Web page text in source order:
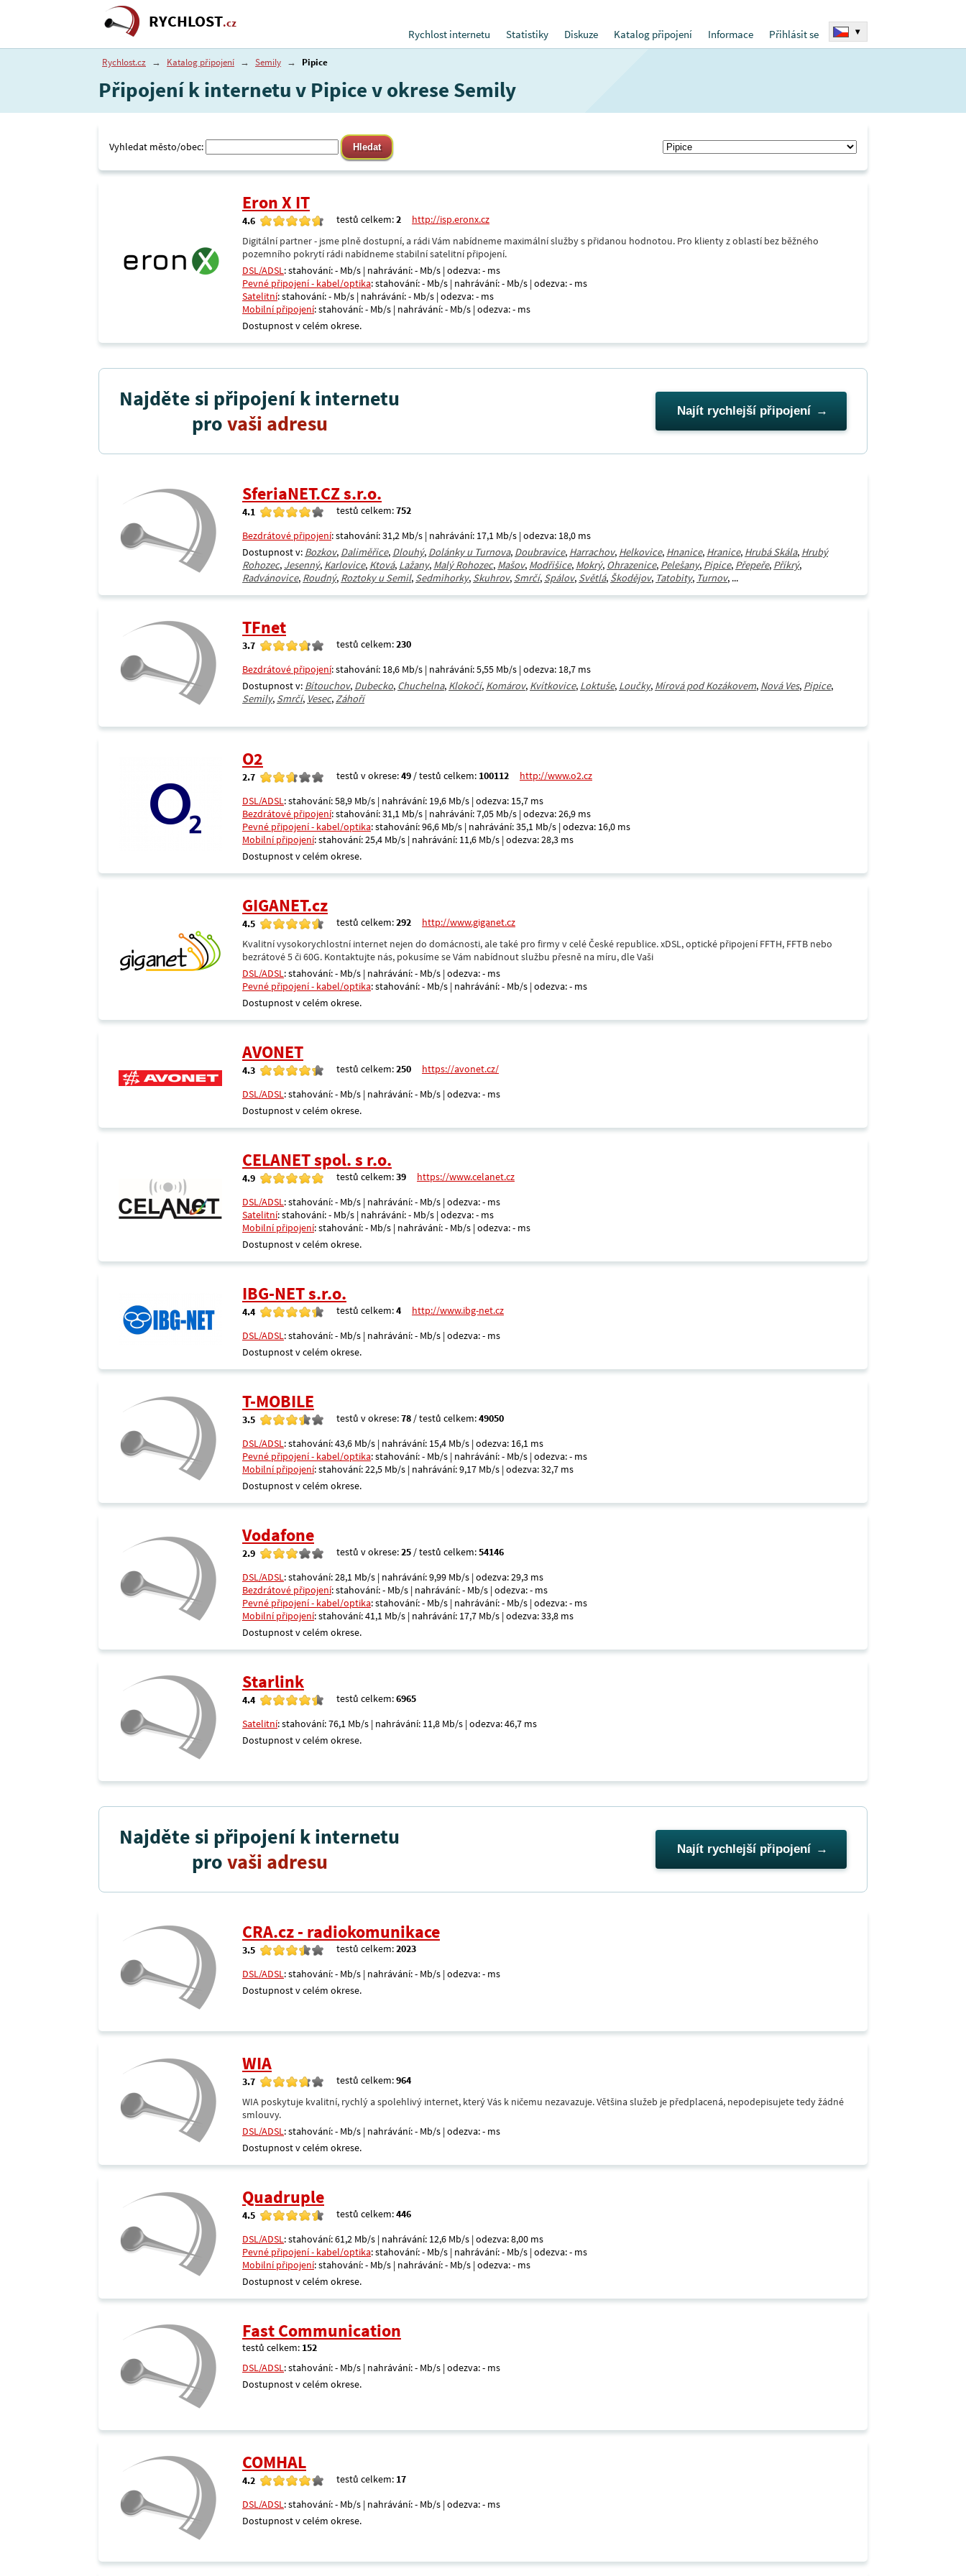
RYCHLOST.cz
Rychlost internetu
Statistiky Diskuze Katalog připojení Informace Přihlásit se ▾
Rychlost.cz → Katalog připojení → Semily → Pipice
Připojení k internetu v Pipice v okrese Semily
Vyhledat město/obec:
Eron X IT
4.6 testů celkem:2
http://isp.eronx.cz
Digitální partner - jsme plně dostupní, a rádi Vám nabídneme maximální služby s přidanou hodnotou. Pro klienty z oblastí bez běžného
pozemního pokrytí rádi nabídneme stabilní satelitní připojení.
DSL/ADSL: stahování: - Mb/s | nahrávání: - Mb/s | odezva: - ms
Pevné připojení - kabel/optika: stahování: - Mb/s | nahrávání: - Mb/s | odezva: - ms
Satelitní: stahování: - Mb/s | nahrávání: - Mb/s | odezva: - ms
Mobilní připojení: stahování: - Mb/s | nahrávání: - Mb/s | odezva: - ms
Dostupnost v celém okrese.
Najděte si připojení k internetu
provaši adresu Najít rychlejší připojení
SferiaNET.CZ s.r.o.
4.1 testů celkem:752
Bezdrátové připojení: stahování: 31,2 Mb/s | nahrávání: 17,1 Mb/s | odezva: 18,0 ms
Dostupnost v: Bozkov, Daliměřice, Dlouhý, Dolánky u Turnova, Doubravice, Harrachov, Helkovice, Hnanice, Hranice, Hrubá Skála, Hrubý
Rohozec, Jesenný, Karlovice, Ktová, Lažany, Malý Rohozec, Mašov, Modřišice, Mokrý, Ohrazenice, Pelešany, Pipice, Přepeře, Příkrý,
Radvánovice, Roudný, Roztoky u Semil, Sedmihorky, Skuhrov, Smrčí, Spálov, Světlá, Škodějov, Tatobity, Turnov, ...
TFnet
3.7 testů celkem:230
Bezdrátové připojení: stahování: 18,6 Mb/s | nahrávání: 5,55 Mb/s | odezva: 18,7 ms
Dostupnost v: Bítouchov, Dubecko, Chuchelna, Klokočí, Komárov, Kvítkovice, Loktuše, Loučky, Mírová pod Kozákovem, Nová Ves, Pipice,
Semily, Smrčí, Vesec,Záhoří
O2
2.7 testů v okrese:49 / testů celkem: 100112
http://www.o2.cz
DSL/ADSL: stahování: 58,9 Mb/s | nahrávání: 19,6 Mb/s | odezva: 15,7 ms
Bezdrátové připojení: stahování: 31,1 Mb/s | nahrávání: 7,05 Mb/s | odezva: 26,9 ms
Pevné připojení - kabel/optika: stahování: 96,6 Mb/s | nahrávání: 35,1 Mb/s | odezva: 16,0 ms
Mobilní připojení: stahování: 25,4 Mb/s | nahrávání: 11,6 Mb/s | odezva: 28,3 ms
Dostupnost v celém okrese.
GIGANET.cz
4.5 testů celkem:292
http://www.giganet.cz
Kvalitní vysokorychlostní internet nejen do domácnosti, ale také pro firmy v celé České republice. xDSL, optické připojení FFTH, FFTB nebo
bezrátové 5 či 60G. Kontaktujte nás, pokusíme se Vám nabídnout službu přesně na míru, dle Vaši
DSL/ADSL: stahování: - Mb/s | nahrávání: - Mb/s | odezva: - ms
Pevné připojení - kabel/optika: stahování: - Mb/s | nahrávání: - Mb/s | odezva: - ms
Dostupnost v celém okrese.
AVONET
4.3 testů celkem:250
https://avonet.cz/
DSL/ADSL: stahování: - Mb/s | nahrávání: - Mb/s | odezva: - ms
Dostupnost v celém okrese.
CELANET spol. s r.o.
4.9 testů celkem:39
https://www.celanet.cz
DSL/ADSL: stahování: - Mb/s | nahrávání: - Mb/s | odezva: - ms
Satelitní: stahování: - Mb/s | nahrávání: - Mb/s | odezva: - ms
Mobilní připojení: stahování: - Mb/s | nahrávání: - Mb/s | odezva: - ms
Dostupnost v celém okrese.
IBG-NET s.r.o.
4.4 testů celkem:4
http://www.ibg-net.cz
DSL/ADSL: stahování: - Mb/s | nahrávání: - Mb/s | odezva: - ms
Dostupnost v celém okrese.
T-MOBILE
3.5 testů v okrese:78 / testů celkem:49050
DSL/ADSL: stahování: 43,6 Mb/s | nahrávání: 15,4 Mb/s | odezva: 16,1 ms
Pevné připojení - kabel/optika: stahování: - Mb/s | nahrávání: - Mb/s | odezva: - ms
Mobilní připojení: stahování: 22,5 Mb/s | nahrávání: 9,17 Mb/s | odezva: 32,7 ms
Dostupnost v celém okrese.
Vodafone
2.9 testů v okrese:25 / testů celkem:54146
DSL/ADSL: stahování: 28,1 Mb/s | nahrávání: 9,99 Mb/s | odezva: 29,3 ms
Bezdrátové připojení: stahování: - Mb/s | nahrávání: - Mb/s | odezva: - ms
Pevné připojení - kabel/optika: stahování: - Mb/s | nahrávání: - Mb/s | odezva: - ms
Mobilní připojení: stahování: 41,1 Mb/s | nahrávání: 17,7 Mb/s | odezva: 33,8 ms
Dostupnost v celém okrese.
Starlink
4.4 testů celkem:6965
Satelitní: stahování: 76,1 Mb/s | nahrávání: 11,8 Mb/s | odezva: 46,7 ms
Dostupnost v celém okrese.
Najděte si připojení k internetu
provaši adresu Najít rychlejší připojení
CRA.cz - radiokomunikace
3.5 testů celkem:2023
DSL/ADSL: stahování: - Mb/s | nahrávání: - Mb/s | odezva: - ms
Dostupnost v celém okrese.
WIA
3.7 testů celkem:964
WIA poskytuje kvalitní, rychlý a spolehlivý internet, který Vás k ničemu nezavazuje. Většina služeb je předplacená, nepodepisujete tedy žádné
smlouvy.
DSL/ADSL: stahování: - Mb/s | nahrávání: - Mb/s | odezva: - ms
Dostupnost v celém okrese.
Quadruple
4.5 testů celkem:446
DSL/ADSL: stahování: 61,2 Mb/s | nahrávání: 12,6 Mb/s | odezva: 8,00 ms
Pevné připojení - kabel/optika: stahování: - Mb/s | nahrávání: - Mb/s | odezva: - ms
Mobilní připojení: stahování: - Mb/s | nahrávání: - Mb/s | odezva: - ms
Dostupnost v celém okrese.
Fast Communication
testů celkem: 152
DSL/ADSL: stahování: - Mb/s | nahrávání: - Mb/s | odezva: - ms
Dostupnost v celém okrese.
COMHAL
4.2 testů celkem: 17
DSL/ADSL: stahování: - Mb/s | nahrávání: - Mb/s | odezva: - ms
Dostupnost v celém okrese.